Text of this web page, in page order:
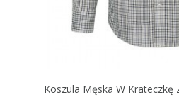
Koszula Męska W Krateczkę